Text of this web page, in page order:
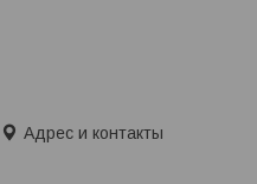
Адрес и контакты